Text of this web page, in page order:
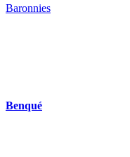
Baronnies
Benqué